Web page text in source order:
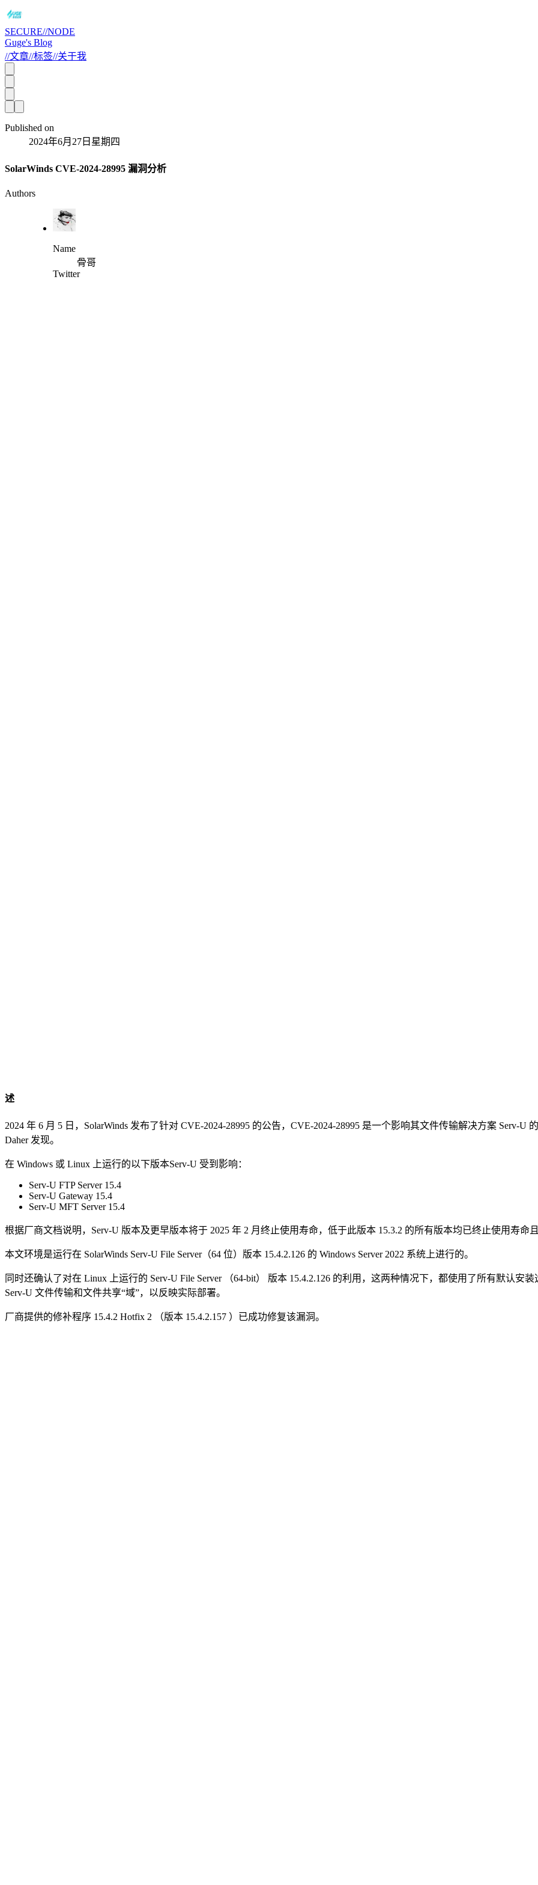
SECURE//NODE
Guge's Blog
//文章//标签//关于我
Published on
2024年6月27日星期四
SolarWinds CVE-2024-28995 漏洞分析
Authors
Name
骨哥
Twitter
述
2024 年 6 月 5 日，SolarWinds 发布了针对 CVE-2024-28995 的公告，CVE-2024-28995 是一个影响其文件传输解决方案 Serv-U
Daher 发现。
在 Windows 或 Linux 上运行的以下版本Serv-U 受到影响：
Serv-U FTP Server 15.4
Serv-U Gateway 15.4
Serv-U MFT Server 15.4
根据厂商文档说明，Serv-U 版本及更早版本将于 2025 年 2 月终止使用寿命，低于此版本 15.3.2 的所有版本均已终止使用寿命
本文环境是运行在 SolarWinds Serv-U File Server（64 位）版本 15.4.2.126 的 Windows Server 2022 系统上进行的。
同时还确认了对在 Linux 上运行的 Serv-U File Server （64-bit） 版本 15.4.2.126 的利用，这两种情况下，都使用了所有默认安
Serv-U 文件传输和文件共享“域”，以反映实际部署。
厂商提供的修补程序 15.4.2 Hotfix 2 （版本 15.4.2.157 ）已成功修复该漏洞。